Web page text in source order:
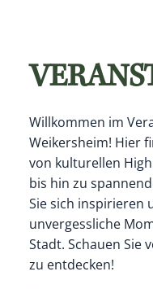
Willkommen im
Weikersheim! Hier
von kulturellen
bis hin zu
Sie sich inspirieren
unvergessliche
Stadt. Schauen Sie
zu entdecken!